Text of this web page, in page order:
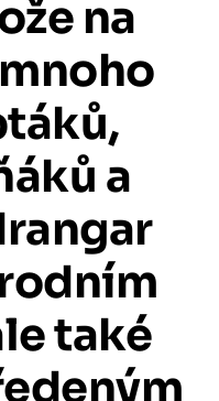
na
mnoho
a
také